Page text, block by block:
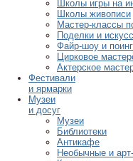
Школы игры на
Школы живописи
Мастер-классы
Поделки и
Файр-шоу и поинг
Цирковое
Актерское
Фестивали
и ярмарки
Музеи
и досуг
Музеи
Библиотеки
Антикафе
Необычные и